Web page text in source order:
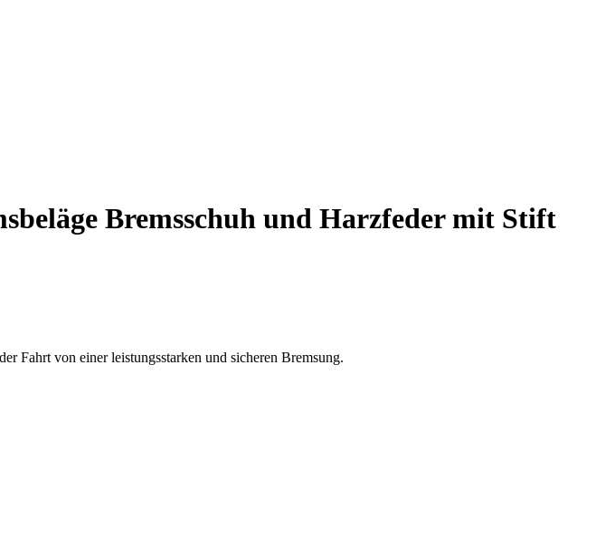
Bremsschuh und Harzfeder mit Stift
Fahrt von einer leistungsstarken und sicheren Bremsung.